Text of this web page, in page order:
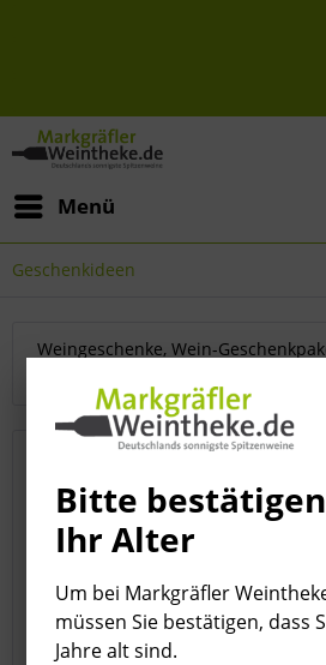
Menü
Geschenkideen
Weingeschenke, Wein-
Bitte
Ihr Alter
Um bei Markgräfler
müssen Sie bestätigen, dass
Jahre alt sind.